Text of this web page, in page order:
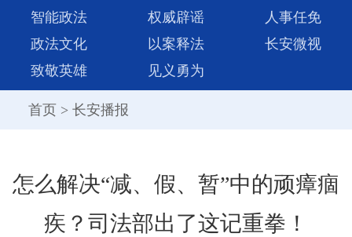
智能政法
权威辟谣
人事任免
政法文化
以案释法
长安微视
致敬英雄
见义勇为
首页 > 长安播报
怎么解决“减、假、暂”中的顽瘴痼
疾？司法部出了这记重拳！